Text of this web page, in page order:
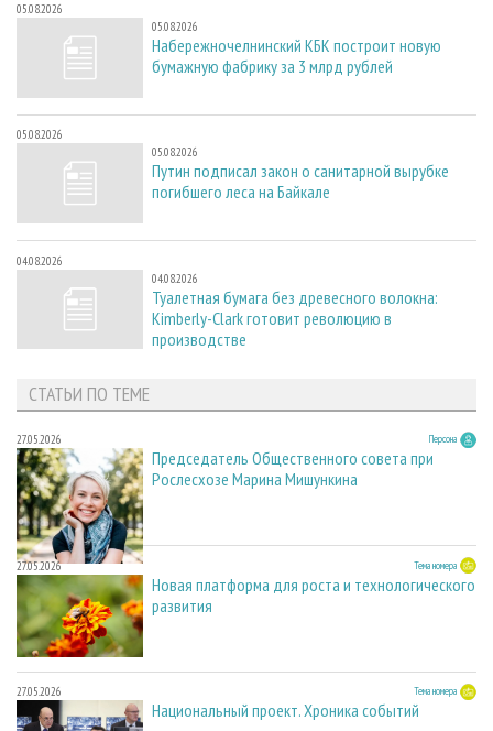
05.08.2026
05.08.2026
Набережночелнинский КБК построит новую
бумажную фабрику за 3 млрд рублей
05.08.2026
05.08.2026
Путин подписал закон о санитарной вырубке
погибшего леса на Байкале
04.08.2026
04.08.2026
Туалетная бумага без древесного волокна:
Kimberly-Clark готовит революцию в
производстве
СТАТЬИ ПО ТЕМЕ
27.05.2026 Персона
Председатель Общественного совета при
Рослесхозе Марина Мишункина
27.05.2026 Тема номера
Новая платформа для роста и технологического
развития
27.05.2026 Тема номера
Национальный проект. Хроника событий